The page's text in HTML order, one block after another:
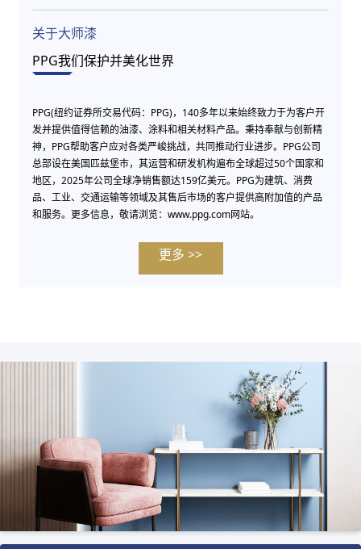
关于大师漆
PPG我们保护并美化世界
PPG(纽约证券所交易代码：PPG)，140多年以来始终致力于为客户开
发并提供值得信赖的油漆、涂料和相关材料产品。秉持奉献与创新精
神，PPG帮助客户应对各类严峻挑战，共同推动行业进步。PPG公司
总部设在美国匹兹堡市，其运营和研发机构遍布全球超过50个国家和
地区，2025年公司全球净销售额达159亿美元。PPG为建筑、消费
品、工业、交通运输等领域及其售后市场的客户提供高附加值的产品
和服务。更多信息，敬请浏览：www.ppg.com网站。
更多 >>